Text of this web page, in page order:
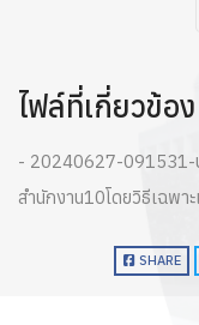
ไฟล์ที่เกี่ยวข้อง
- 20240627-091531-ป
สำนักงาน10โดยวิธีเฉพาะ
SHARE